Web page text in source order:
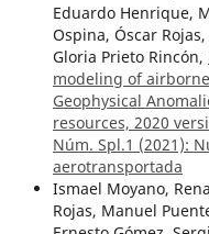
Eduardo Henrique,
Ospina, Óscar
Gloria Prieto Rincón,
modeling of
Geophysical
resources, 2020
Núm. Spl.1 (2021):
aerotransportada
Ismael Moyano,
Rojas, Manuel